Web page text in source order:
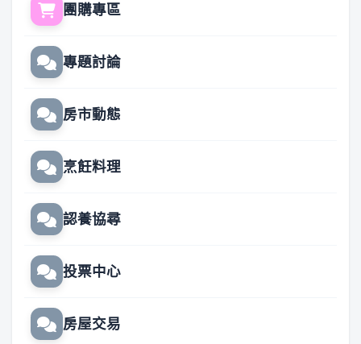
團購專區
專題討論
房市動態
烹飪料理
認養協尋
投票中心
房屋交易